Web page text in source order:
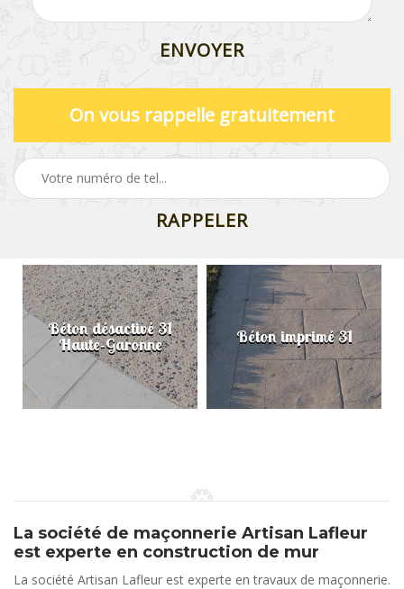
On vous rappelle gratuitement
Béton désactivé 31
Haute-Garonne Béton imprimé 31
La société de maçonnerie Artisan Lafleur
est experte en construction de mur
La société Artisan Lafleur est experte en travaux de maçonnerie.